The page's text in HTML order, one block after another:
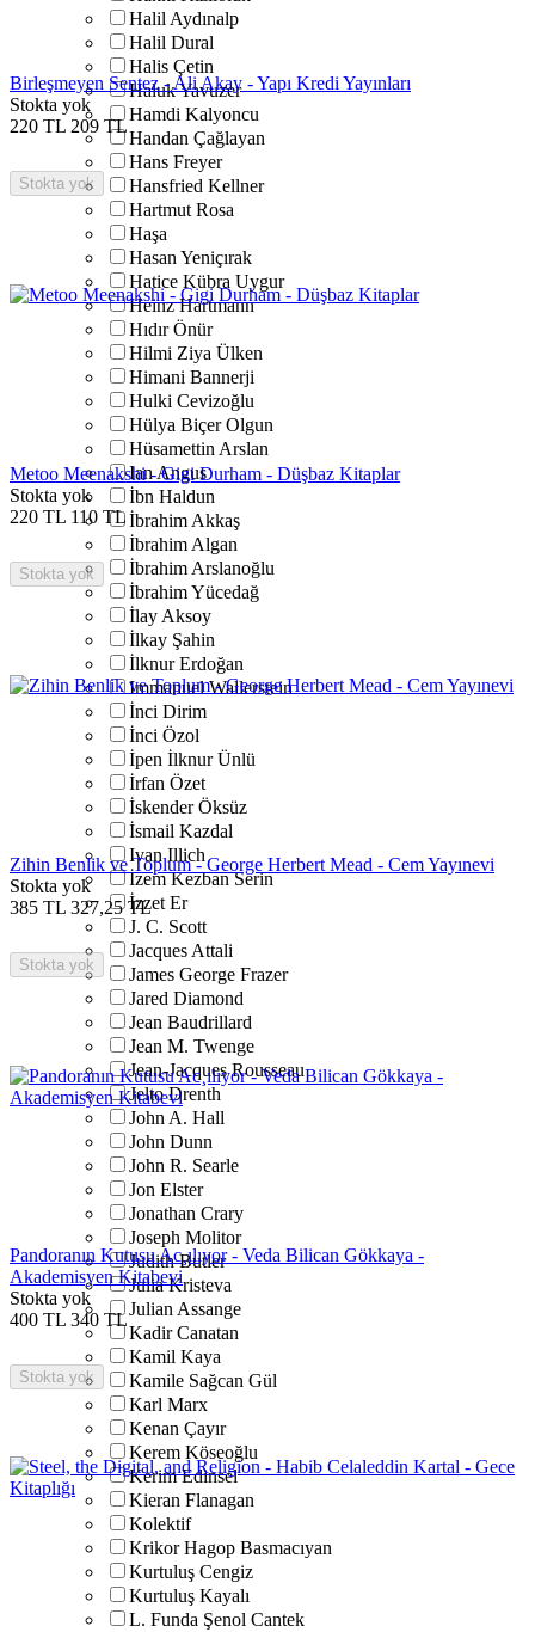
Halil Aydınalp
Halil Dural
Halis Çetin
Haluk Yavuzer
Hamdi Kalyoncu
Handan Çağlayan
Hans Freyer
Hansfried Kellner
Hartmut Rosa
Haşa
Hasan Yeniçırak
Hatice Kübra Uygur
Heinz Hartmann
Hıdır Önür
Hilmi Ziya Ülken
Himani Bannerji
Hulki Cevizoğlu
Hülya Biçer Olgun
Hüsamettin Arslan
Ian Angus
İbn Haldun
İbrahim Akkaş
İbrahim Algan
İbrahim Arslanoğlu
İbrahim Yücedağ
İlay Aksoy
İlkay Şahin
İlknur Erdoğan
Immanuel Wallerstein
İnci Dirim
İnci Özol
İpen İlknur Ünlü
İrfan Özet
İskender Öksüz
İsmail Kazdal
Ivan Illich
İzem Kezban Serin
İzzet Er
J. C. Scott
Jacques Attali
James George Frazer
Jared Diamond
Jean Baudrillard
Jean M. Twenge
Jean-Jacques Rousseau
Jelto Drenth
John A. Hall
John Dunn
John R. Searle
Jon Elster
Jonathan Crary
Joseph Molitor
Judith Butler
Julia Kristeva
Julian Assange
Kadir Canatan
Kamil Kaya
Kamile Sağcan Gül
Karl Marx
Kenan Çayır
Kerem Köseoğlu
Kerim Edinsel
Kieran Flanagan
Kolektif
Krikor Hagop Basmacıyan
Kurtuluş Cengiz
Kurtuluş Kayalı
L. Funda Şenol Cantek
Birleşmeyen Sentez - Ali Akay - Yapı Kredi Yayınları
Stokta yok
220 TL 209 TL
Stokta yok
Metoo Meenakshi - Gigi Durham - Düşbaz Kitaplar
Stokta yok
220 TL 110 TL
Stokta yok
Zihin Benlik ve Toplum - George Herbert Mead - Cem Yayınevi
Stokta yok
385 TL 327,25 TL
Stokta yok
Pandoranın Kutusu Ac¸ılıyor - Veda Bilican Gökkaya -
Akademisyen Kitabevi
Stokta yok
400 TL 340 TL
Stokta yok